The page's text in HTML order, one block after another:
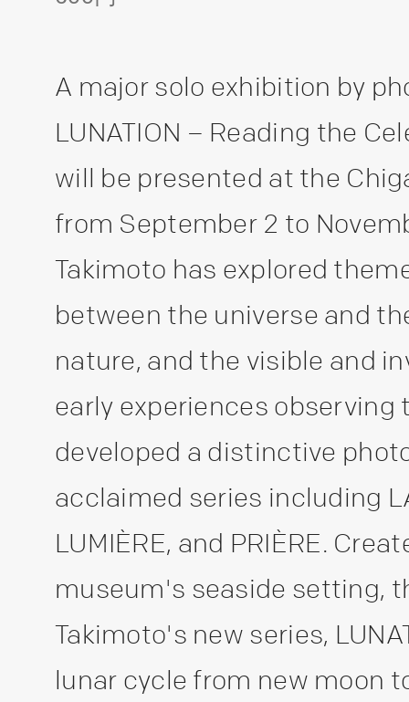
A major solo exhibition by
LUNATION – Reading the
will be presented at the
from September 2 to
Takimoto has explored
between the universe and
nature, and the visible and
early experiences observing
developed a distinctive
acclaimed series including
LUMIÈRE, and PRIÈRE.
museum's seaside setting,
Takimoto's new series,
lunar cycle from new moon